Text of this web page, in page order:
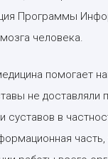
Программы
человека.
помогает
не
суставов в